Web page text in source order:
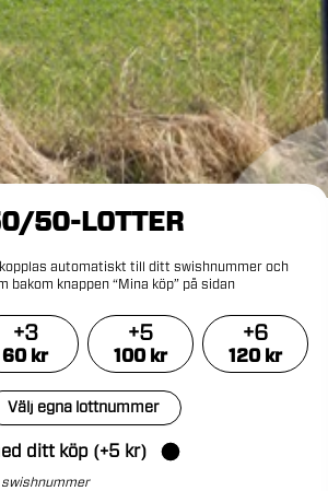
50-LOTTER
kopplas automatiskt till ditt swishnummer och
bakom knappen “Mina köp” på sidan
+3
60kr
+5
100kr
+6
120kr
Välj egna lottnummer
ditt köp(+5 kr)